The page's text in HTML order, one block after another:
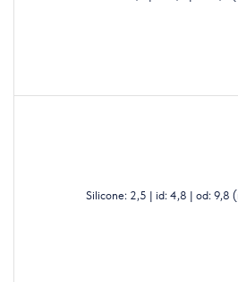
Silicone: 2,5 | id: 4,8 | od: 9,8